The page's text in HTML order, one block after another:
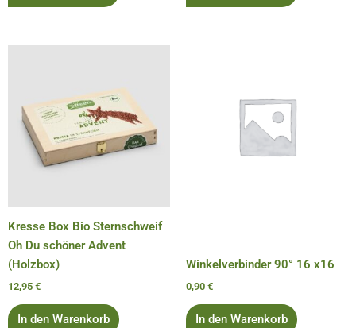
Kresse Box Bio Sternschweif
Oh Du schöner Advent
(Holzbox)
12,95 €
In den Warenkorb
Winkelverbinder 90° 16 x16
0,90 €
In den Warenkorb